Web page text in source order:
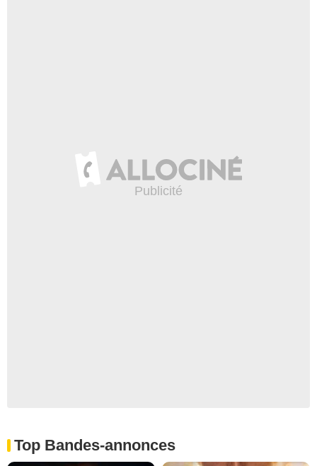
Top Bandes-annonces